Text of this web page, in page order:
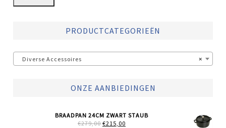
PRODUCTCATEGORIEËN
×
Diverse Accessoires
ONZE AANBIEDINGEN
BRAADPAN 24CM ZWART STAUB
€279,00 OORSPRONKELIJKE
€215,00